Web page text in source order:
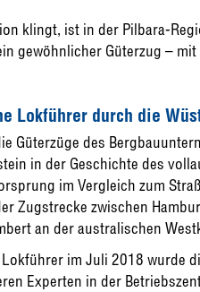
klingt, ist in der Pilbara-
gewöhnlicher Güterzug –
Lokführer durch die
Güterzüge des
in der Geschichte des
im Vergleich zum
Zugstrecke zwischen
an der australischen
im Juli 2018 wurde
Experten in der